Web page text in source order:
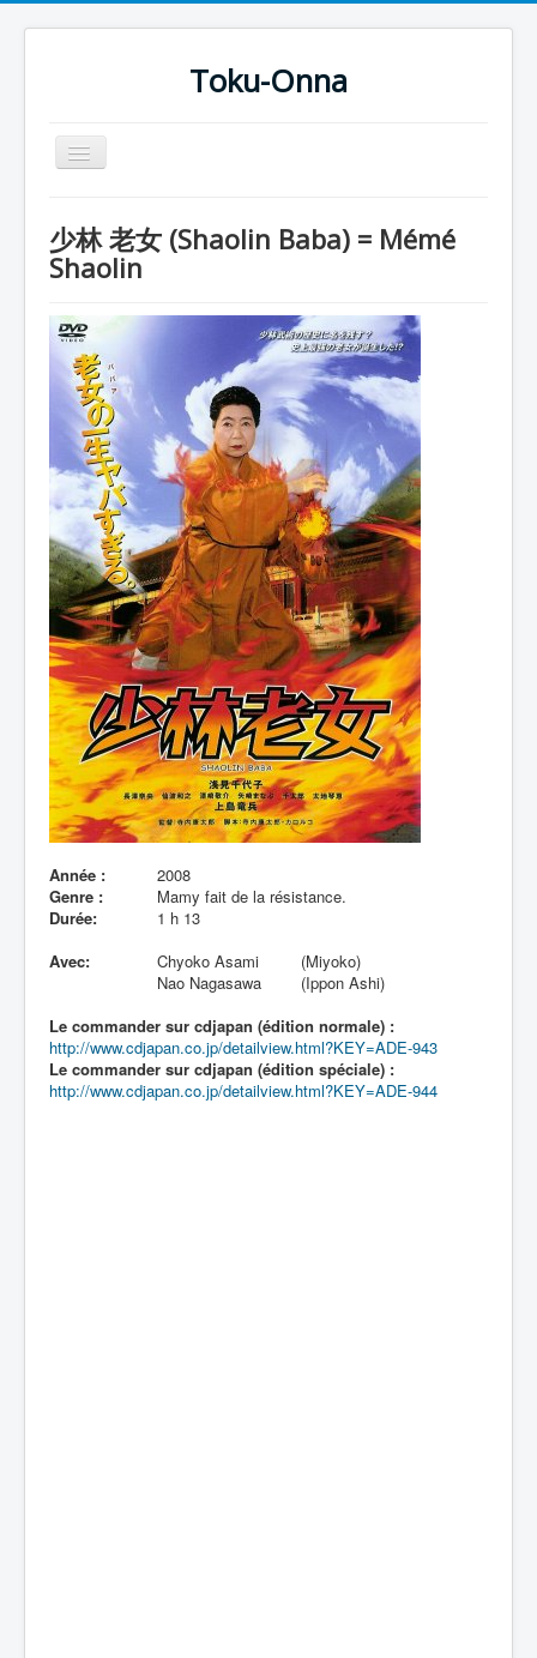
Toku-Onna
Basculer
la
Toku-Actrices
Séries
Films
COSAA
Dessins
Artiste Asperger
Lexique
少林 老女 (Shaolin Baba) = Mémé
Shaolin
Année :
2008
Genre :
Mamy fait de la résistance.
Durée:
1 h 13
Avec:
Chyoko Asami
(Miyoko)
Nao Nagasawa
(Ippon Ashi)
Le commander sur cdjapan (édition normale) :
http://www.cdjapan.co.jp/detailview.html?KEY=ADE-943
Le commander sur cdjapan (édition spéciale) :
http://www.cdjapan.co.jp/detailview.html?KEY=ADE-944